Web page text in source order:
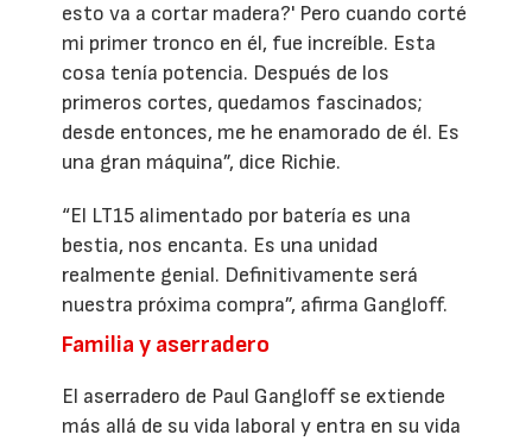
esto va a cortar madera?' Pero cuando corté
mi primer tronco en él, fue increíble. Esta
cosa tenía potencia. Después de los
primeros cortes, quedamos fascinados;
desde entonces, me he enamorado de él. Es
una gran máquina”, dice Richie.
“El LT15 alimentado por batería es una
bestia, nos encanta. Es una unidad
realmente genial. Definitivamente será
nuestra próxima compra”, afirma Gangloff.
Familia y aserradero
El aserradero de Paul Gangloff se extiende
más allá de su vida laboral y entra en su vida